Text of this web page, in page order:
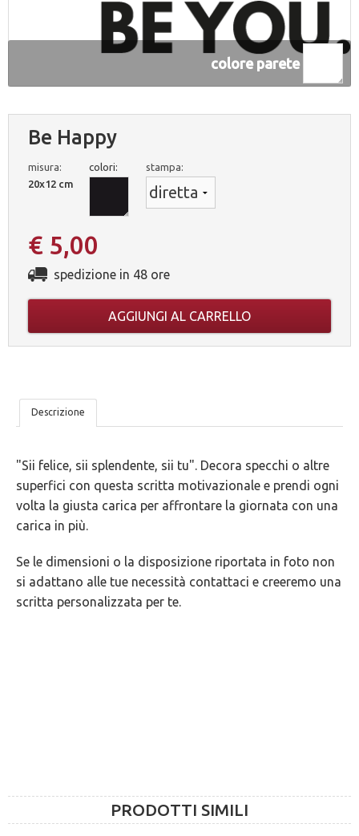
colore parete
Be Happy
misura:
20x12 cm
colori: stampa:
€ 5,00
spedizione in 48 ore
AGGIUNGI AL CARRELLO
LE
GARANZIE
Descrizione
"Sii felice, sii splendente, sii tu". Decora specchi o altre
superfici con questa scritta motivazionale e prendi ogni
volta la giusta carica per affrontare la giornata con una
carica in più.
Se le dimensioni o la disposizione riportata in foto non
si adattano alle tue necessità contattaci e creeremo una
scritta personalizzata per te.
PRODOTTI SIMILI